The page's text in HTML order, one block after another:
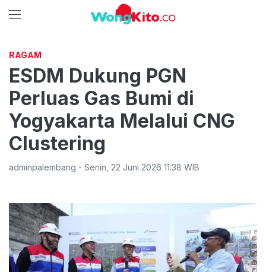
RAGAM
ESDM Dukung PGN
Perluas Gas Bumi di
Yogyakarta Melalui CNG
Clustering
adminpalembang - Senin 22 Juni 2026 11:38 WIB